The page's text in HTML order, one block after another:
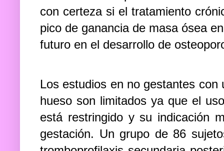
con certeza si el tratamiento
pico de ganancia de masa ósea
futuro en el desarrollo de
Los estudios en no gestantes
hueso son limitados ya que el
está restringido y su indicación
gestación. Un grupo de 86